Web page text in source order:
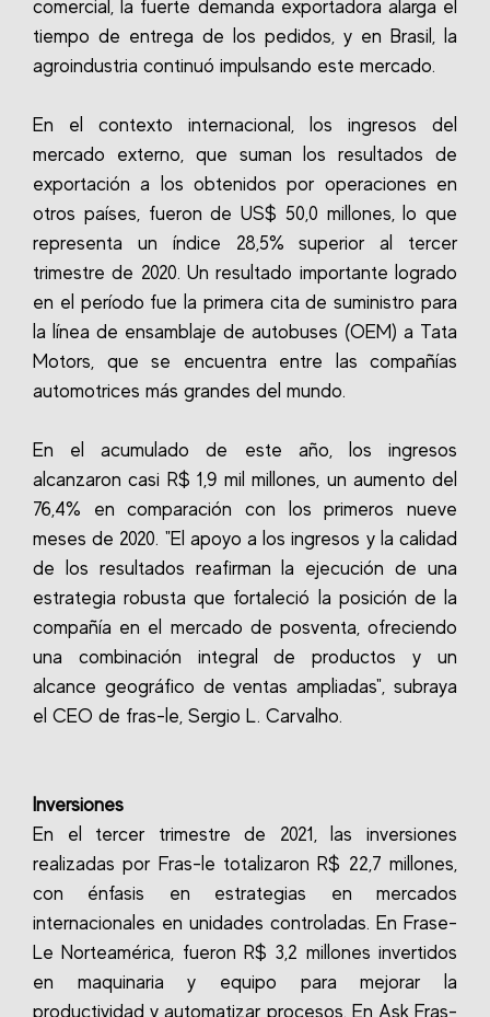
comercial, la fuerte demanda exportadora alarga el
tiempo de entrega de los pedidos, y en Brasil, la
agroindustria continuó impulsando este mercado.
En el contexto internacional, los ingresos del
mercado externo, que suman los resultados de
exportación a los obtenidos por operaciones en
otros países, fueron de US$ 50,0 millones, lo que
representa un índice 28,5% superior al tercer
trimestre de 2020. Un resultado importante logrado
en el período fue la primera cita de suministro para
la línea de ensamblaje de autobuses (OEM) a Tata
Motors, que se encuentra entre las compañías
automotrices más grandes del mundo.
En el acumulado de este año, los ingresos
alcanzaron casi R$ 1,9 mil millones, un aumento del
76,4% en comparación con los primeros nueve
meses de 2020. "El apoyo a los ingresos y la calidad
de los resultados reafirman la ejecución de una
estrategia robusta que fortaleció la posición de la
compañía en el mercado de posventa, ofreciendo
una combinación integral de productos y un
alcance geográfico de ventas ampliadas", subraya
el CEO de fras-le, Sergio L. Carvalho.
Inversiones
En el tercer trimestre de 2021, las inversiones
realizadas por Fras-le totalizaron R$ 22,7 millones,
con énfasis en estrategias en mercados
internacionales en unidades controladas. En Frase-
Le Norteamérica, fueron R$ 3,2 millones invertidos
en maquinaria y equipo para mejorar la
productividad y automatizar procesos. En Ask Fras-